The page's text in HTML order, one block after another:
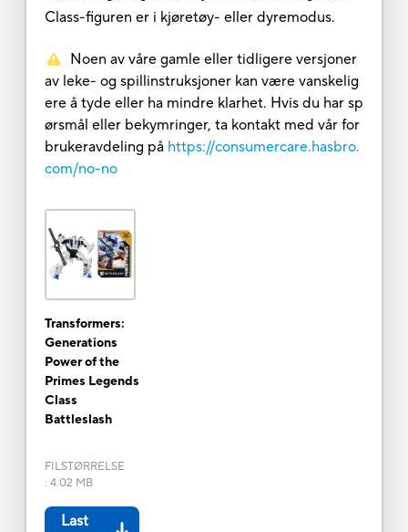
Class-figuren er i kjøretøy- eller dyremodus.
Noen av våre gamle eller tidligere versjoner
av leke- og spillinstruksjoner kan være vanskelig
ere å tyde eller ha mindre klarhet. Hvis du har sp
ørsmål eller bekymringer, ta kontakt med vår for
brukeravdeling på https://consumercare.hasbro.
com/no-no
Transformers:
Generations
Power of the
Primes Legends
Class
Battleslash
FILSTØRRELSE
: 4.02 MB
Last